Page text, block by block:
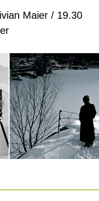
Maier / 19.30